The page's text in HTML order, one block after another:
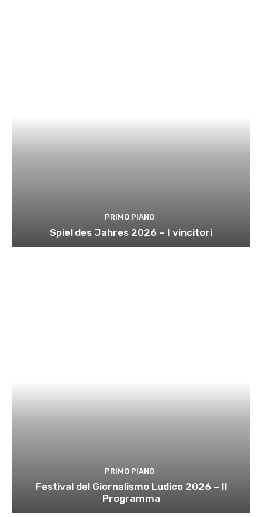
PRIMO PIANO
Spiel des Jahres 2026 – I vincitori
PRIMO PIANO
Festival del Giornalismo Ludico 2026 – Il
Programma